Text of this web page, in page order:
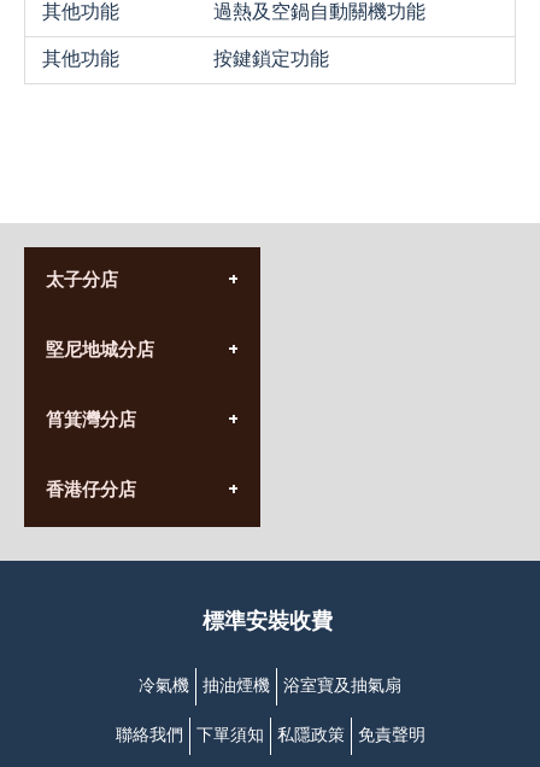
其他功能
過熱及空鍋自動關機功能
其他功能
按鍵鎖定功能
太子分店
營業時間:
九龍太子太子道西141號
堅尼地城分店
營業時間:
香港堅尼地城卑路乍街
(堅尼地城地鐵站B出口)
筲箕灣分店
營業時間:
(10:00am-20:30pm)
香港仔分店
營業時間:
香港香港仔成都道20-28號
(黃竹坑地鐵站轉4M專線小巴)
標準安裝收費
冷氣機 抽油煙機 浴室寶及抽氣扇
聯絡我們 下單須知 私隱政策 免責聲明